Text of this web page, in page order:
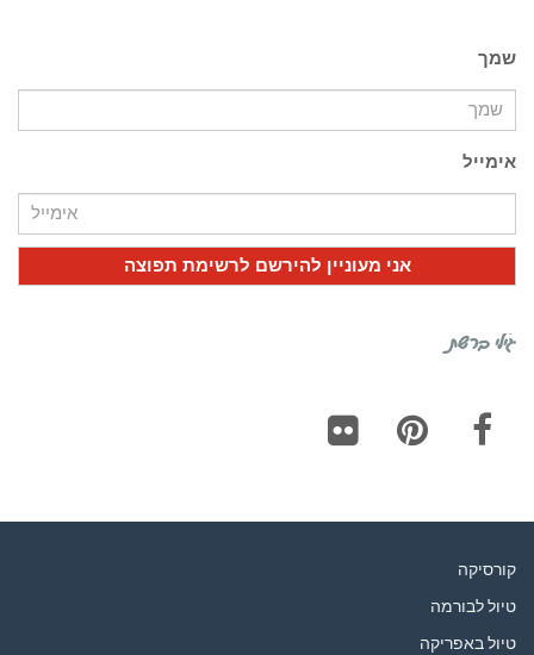
שמך
אימייל
גילי ברשת
קורסיקה
טיול לבורמה
טיול באפריקה